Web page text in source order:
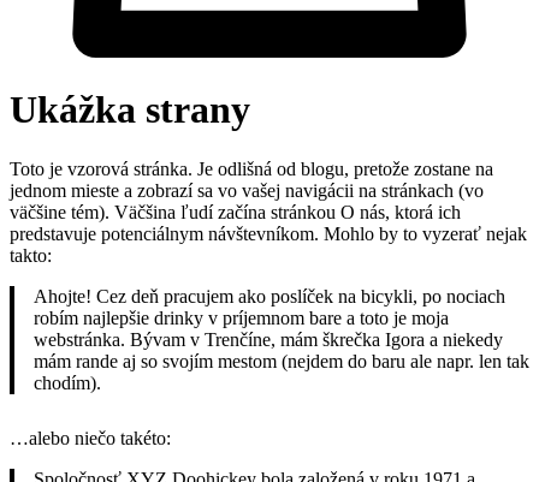
Ukážka strany
Toto je vzorová stránka. Je odlišná od blogu, pretože zostane na
jednom mieste a zobrazí sa vo vašej navigácii na stránkach (vo
väčšine tém). Väčšina ľudí začína stránkou O nás, ktorá ich
predstavuje potenciálnym návštevníkom. Mohlo by to vyzerať nejak
takto:
Ahojte! Cez deň pracujem ako poslíček na bicykli, po nociach
robím najlepšie drinky v príjemnom bare a toto je moja
webstránka. Bývam v Trenčíne, mám škrečka Igora a niekedy
mám rande aj so svojím mestom (nejdem do baru ale napr. len tak
chodím).
…alebo niečo takéto: